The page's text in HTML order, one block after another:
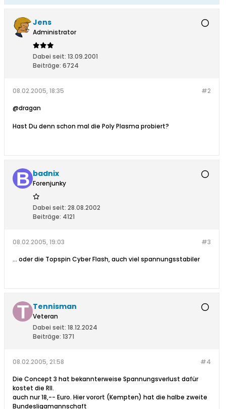
Jens
Administrator
Dabei seit: 13.09.2001
Beiträge: 6724
#2
08.02.2005, 18:35
@dragan
Hast Du denn schon mal die Poly Plasma probiert?
badnix
Forenjunky
Dabei seit: 28.08.2002
Beiträge: 4121
#3
08.02.2005, 19:03
... oder die Topspin Cyber Flash, auch viel spannungsstabiler
Tennisman
Veteran
Dabei seit: 18.12.2024
Beiträge: 1371
#4
08.02.2005, 21:58
Die Concept 3 hat bekannterweise Spannungsverlust dafür
kostet die Rll.
auch nur 18,-- Euro. Hier vorort (Kempten) hat die halbe zweite
Bundesligamannschaft